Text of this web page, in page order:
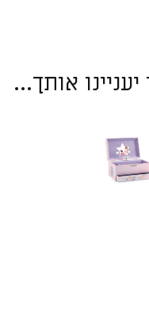
אותך...